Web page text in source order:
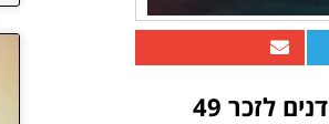
קליפ מיוחד ומצמרר לשיר THE GREATEST של סיה, מציג 49 רקדנים לזכר 49